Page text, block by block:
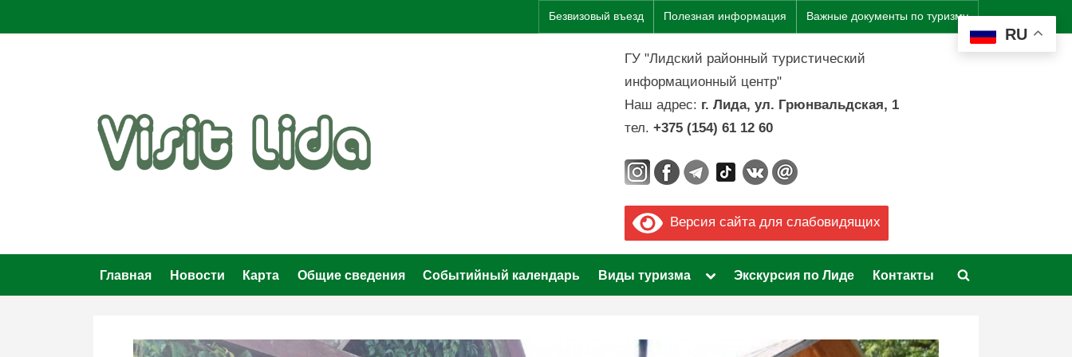
to
Безвизовый въезд Полезная информация Важные документы по туризму
i
t
i
ГУ "Лидский районный туристический
информационный центр"
Наш адрес: г. Лида, ул. Грюнвальдская, 1
тел. +375 (154) 61 12 60
Версия сайта для слабовидящих
Главная Новости Карта Общие сведения Событийный календарь Виды туризма
Toggle
menu
Экскурсия по Лиде Контакты
Toggle
RU